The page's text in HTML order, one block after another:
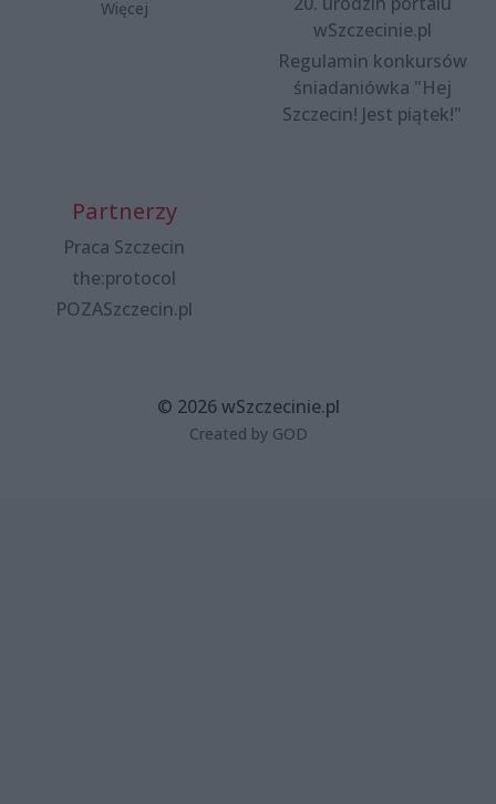
Więcej
wSzczecinie.pl
Regulamin konkursów
śniadaniówka "Hej
Szczecin! Jest piątek!"
Partnerzy
Praca Szczecin
the:protocol
POZASzczecin.pl
© 2026 wSzczecinie.pl
Created by GOD